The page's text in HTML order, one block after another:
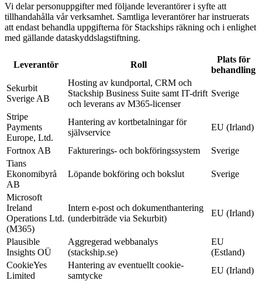
Vi delar personuppgifter med följande leverantörer i syfte att
tillhandahålla vår verksamhet. Samtliga leverantörer har instruerats
att endast behandla uppgifterna för Stackships räkning och i enlighet
med gällande dataskyddslagstiftning.
Leverantör Roll
Plats för
behandling
Sekurbit
Sverige AB
Hosting av kundportal, CRM och
Stackship Business Suite samt IT-drift
och leverans av M365-licenser
Sverige
Stripe
Payments
Europe, Ltd.
Hantering av kortbetalningar för
självservice
EU (Irland)
Fortnox AB Fakturerings- och bokföringssystem
Sverige
Tians
Ekonomibyrå
AB
Löpande bokföring och bokslut Sverige
Microsoft
Ireland
Operations Ltd.
(M365)
Intern e-post och dokumenthantering
(underbiträde via Sekurbit)
EU (Irland)
Plausible
Insights OÜ
Aggregerad webbanalys
(stackship.se)
EU
(Estland)
CookieYes
Limited
Hantering av eventuellt cookie-
samtycke
EU (Irland)